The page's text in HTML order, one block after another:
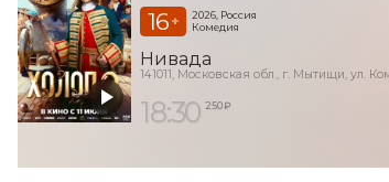
16 +
2026, Россия
Комедия
Нивада
141011, Московская обл., г. Мытищи, ул.
18:30 250 ₽